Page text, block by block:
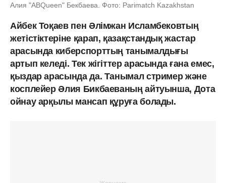
Алия "ABQueen" Бекбаева. Фото: Parimatch Kazakhstan
Айбек Тоқаев пен Әлімжан Исламбековтың
жетістіктеріне қарап, қазақстандық жастар
арасында киберспорттың танымалдығы
артып келеді. Тек жігіттер арасында ғана емес,
қыздар арасында да. Танымал стример және
косплейер Әлия Бикбаеваның айтуынша, Дота
ойнау арқылы мансап құруға болады.